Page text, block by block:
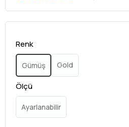
Renk
Gümüş Gold
Ölçü
Ayarlanabilir